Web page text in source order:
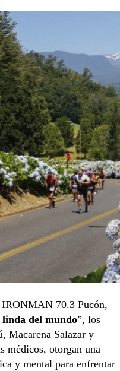
IRONMAN 70.3 Pucón,
del mundo”, los
Macarena Salazar y
médicos, otorgan una
y mental para enfrentar